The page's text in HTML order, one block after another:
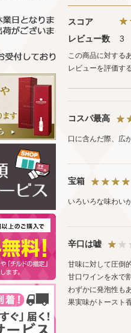
スコア
レビュー数
3
この商品に対する
レビューを評価す
コスパ最高
口に含んだ際、広
宝箱
いろいろな味わい
辛口は嘘
甘味に対して圧倒
甘口ワインを水で
わずかに発泡性もあ
果実味がトースト